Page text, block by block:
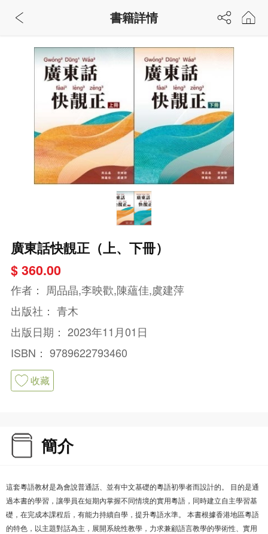
廣東話快靚正（上、下冊）
$ 360.00
作者： 周品晶,李映歡,陳蘊佳,虞建萍
出版社： 青木
出版日期： 2023年11月01日
ISBN： 9789622793460
收藏
簡介
這套粵語教材是為會說普通話、並有中文基礎的粵語初學者而設計的。 目的是通
過本書的學習，讓學員在短期內掌握不同情境的實用粵語，同時建立自主學習基
礎，在完成本課程后，有能力持續自學，提升粵語水準。 本書根據香港地區粵語
的特色，以主題對話為主，展開系統性教學，力求兼顧語言教學的學術性、實用
書籍詳情